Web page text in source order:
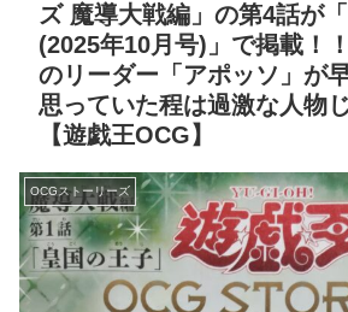
ズ 魔導大戦編」の第4話が
(2025年10月号)」で掲載！
のリーダー「アポッソ」が
思っていた程は過激な人物
【遊戯王OCG】
OCGストーリーズ